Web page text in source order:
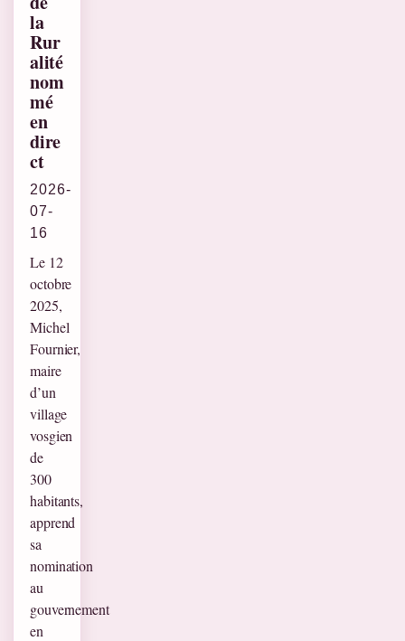
la
Rur
alité
nom
mé
en
dire
ct
2026-
07-
16
Le 12
octobre
2025,
Michel
Fournier,
maire
d’un
village
vosgien
de
300
habitants,
apprend
sa
nomination
au
gouvernement
en